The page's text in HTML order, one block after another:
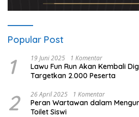
Popular Post
1 19 Juni 2025 1 Komentar
Lawu Fun Run Akan Kembali
Targetkan 2.000 Peserta
2 26 April 2025 1 Komentar
Peran Wartawan dalam
Toilet Siswi